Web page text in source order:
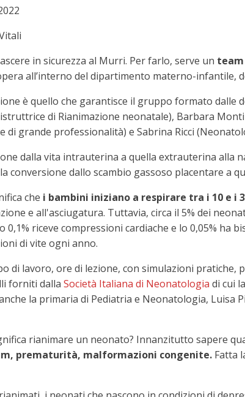
in sicurezza al Murri. Per farlo, serve un
all’interno del dipartimento materno-infantile,
è quello che garantisce il gruppo formato
di Rianimazione neonatale), Barbara
di grande professionalità) e Sabrina Ricci
dalla vita intrauterina a quella extrauterina alla
conversione dallo scambio gassoso placentare a
che i bambini iniziano a respirare tra i 10 e i
e all'asciugatura. Tuttavia, circa il 5% dei
0,1% riceve compressioni cardiache e lo 0,05% ha
di vite ogni anno.
di lavoro, ore di lezione, con simulazioni
forniti dalla Società Italiana di Neonatologia di cui
la primaria di Pediatria e Neonatologia, Luisa
rianimare un neonato? Innanzitutto sapere
prematurità, malformazioni congenite. Fatta